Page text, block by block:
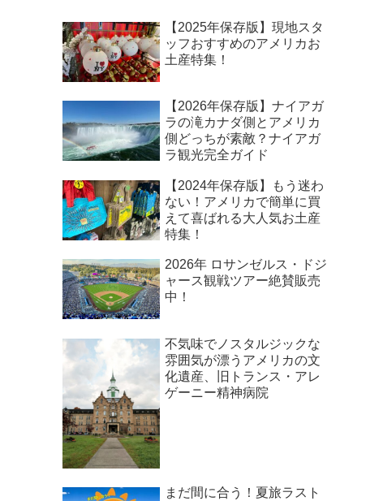
【2025年保存版】現地スタ
ッフおすすめのアメリカお
土産特集！
【2026年保存版】ナイアガ
ラの滝カナダ側とアメリカ
側どっちが素敵？ナイアガ
ラ観光完全ガイド
【2024年保存版】もう迷わ
ない！アメリカで簡単に買
えて喜ばれる大人気お土産
特集！
2026年 ロサンゼルス・ドジ
ャース観戦ツアー絶賛販売
中！
不気味でノスタルジックな
雰囲気が漂うアメリカの文
化遺産、旧トランス・アレ
ゲーニー精神病院
まだ間に合う！夏旅ラスト